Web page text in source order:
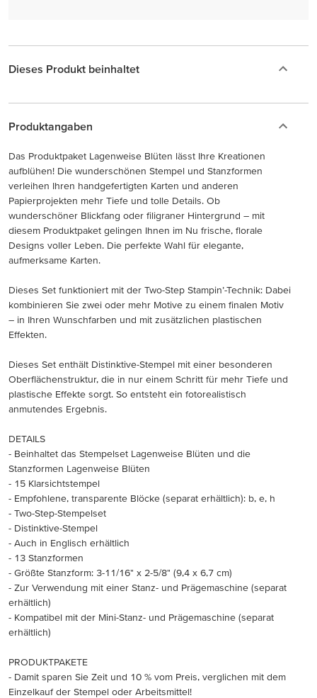
Dieses Produkt beinhaltet
Produktangaben
Das Produktpaket Lagenweise Blüten lässt Ihre Kreationen
aufblühen! Die wunderschönen Stempel und Stanzformen
verleihen Ihren handgefertigten Karten und anderen
Papierprojekten mehr Tiefe und tolle Details. Ob
wunderschöner Blickfang oder filigraner Hintergrund – mit
diesem Produktpaket gelingen Ihnen im Nu frische, florale
Designs voller Leben. Die perfekte Wahl für elegante,
aufmerksame Karten.
Dieses Set funktioniert mit der Two-Step Stampin’-Technik: Dabei
kombinieren Sie zwei oder mehr Motive zu einem finalen Motiv
– in Ihren Wunschfarben und mit zusätzlichen plastischen
Effekten.
Dieses Set enthält Distinktive-Stempel mit einer besonderen
Oberflächenstruktur, die in nur einem Schritt für mehr Tiefe und
plastische Effekte sorgt. So entsteht ein fotorealistisch
anmutendes Ergebnis.
DETAILS
- Beinhaltet das Stempelset Lagenweise Blüten und die
Stanzformen Lagenweise Blüten
- 15 Klarsichtstempel
- Empfohlene, transparente Blöcke (separat erhältlich): b, e, h
- Two-Step-Stempelset
- Distinktive-Stempel
- Auch in Englisch erhältlich
- 13 Stanzformen
- Größte Stanzform: 3-11/16" x 2-5/8" (9,4 x 6,7 cm)
- Zur Verwendung mit einer Stanz- und Prägemaschine (separat
erhältlich)
- Kompatibel mit der Mini-Stanz- und Prägemaschine (separat
erhältlich)
PRODUKTPAKETE
- Damit sparen Sie Zeit und 10 % vom Preis, verglichen mit dem
Einzelkauf der Stempel oder Arbeitsmittel!